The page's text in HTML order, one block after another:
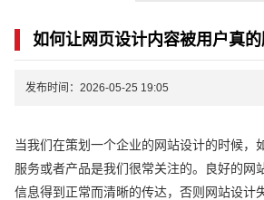
如何让网页设计内容被用户真的
发布时间：2026-05-25 19:05
当我们在策划一个企业的网站设计的时候，
服务或者产品是我们很常关注的。良好的网
信息得到正常而清晰的传达，否则网站设计